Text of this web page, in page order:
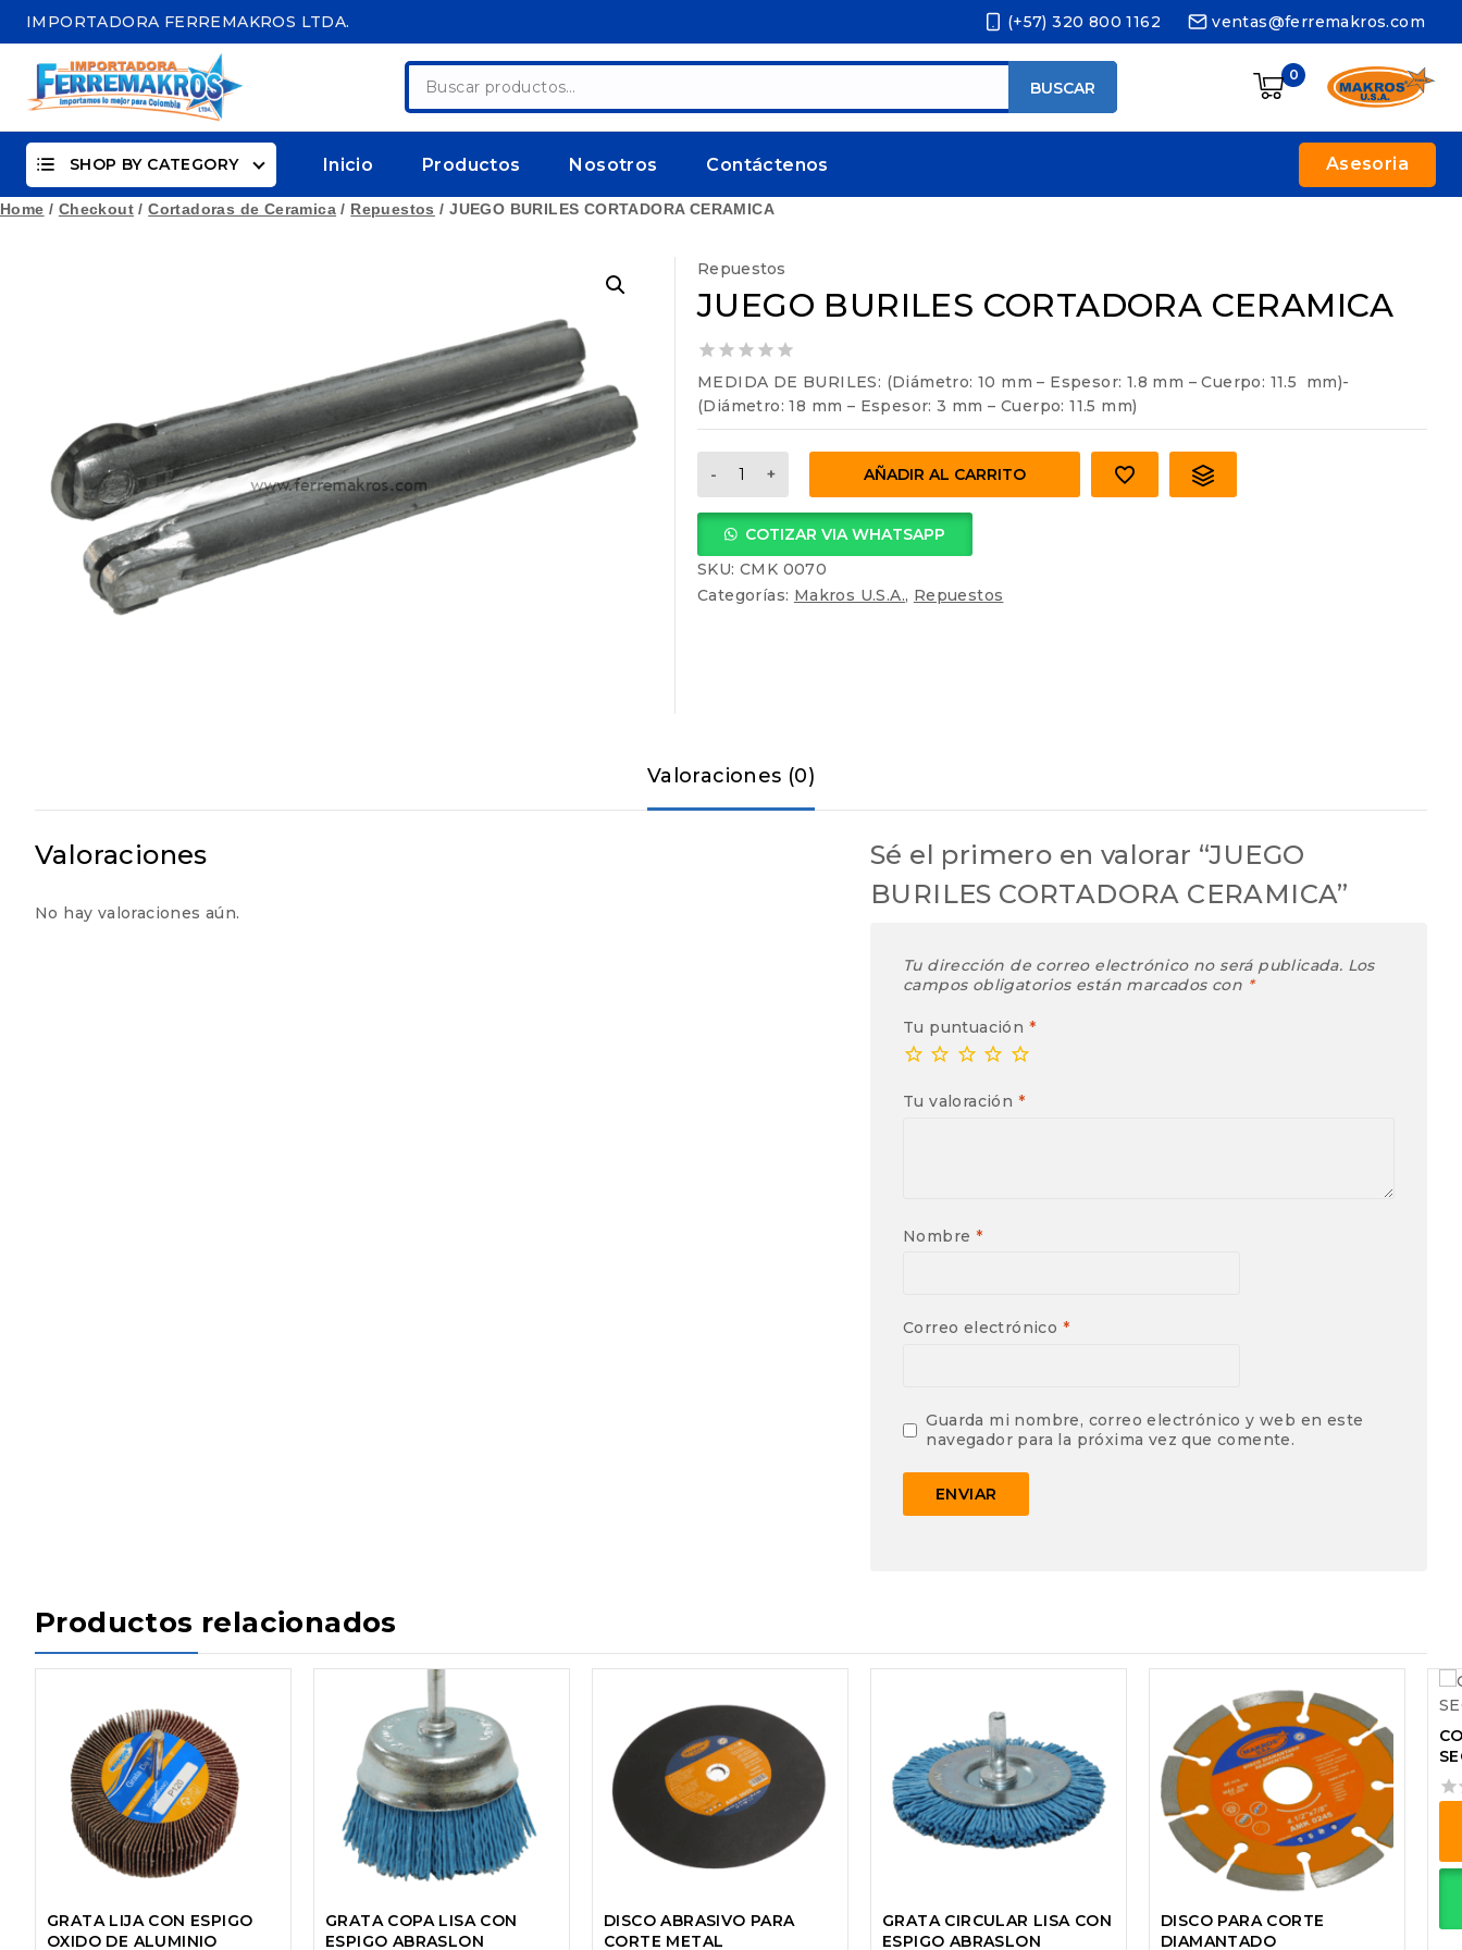
content
IMPORTADORA FERREMAKROS LTDA. (+57) 320 800 1162 ventas@ferremakros.com
Buscar
por:
BUSCAR
0
SHOP BY CATEGORY Inicio Productos Nosotros Contáctenos Asesoria
Home / Checkout / Cortadoras de Ceramica / Repuestos / JUEGO BURILES CORTADORA CERAMICA
Repuestos
JUEGO BURILES CORTADORA CERAMICA
0
out
of
MEDIDA DE BURILES: (Diámetro: 10 mm – Espesor: 1.8 mm – Cuerpo: 11.5 mm)-
(Diámetro: 18 mm – Espesor: 3 mm – Cuerpo: 11.5 mm)
JUEGO
CORTADORA
CERAMICA
cantidad
AÑADIR AL CARRITO
COTIZAR VIA WHATSAPP
SKU: CMK 0070
Categorías: Makros U.S.A., Repuestos
Valoraciones (0)
Valoraciones
No hay valoraciones aún.
Sé el primero en valorar “JUEGO
BURILES CORTADORA CERAMICA”
Tu dirección de correo electrónico no será publicada. Los
campos obligatorios están marcados con *
Tu puntuación *
Tu valoración *
Nombre *
Correo electrónico *
Guarda mi nombre, correo electrónico y web en este
navegador para la próxima vez que comente.
Productos relacionados
GRATA LIJA CON ESPIGO
OXIDO DE ALUMINIO
GRATA COPA LISA CON
ESPIGO ABRASLON
DISCO ABRASIVO PARA
CORTE METAL
GRATA CIRCULAR LISA CON
ESPIGO ABRASLON
DISCO PARA CORTE
DIAMANTADO
5